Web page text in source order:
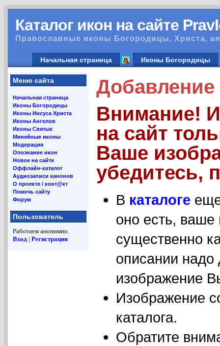
Каталог икон на сайте
Православные иконы Богородицы, Христа,
Начальная страница Иконы Богородицы
Меню сайта
Начальная страница
Иконы Богородицы
Иконы Иисуса Христа
Иконы Ангелов
Иконы Святых
Минейные иконы
Модерация
Опознание икон
Новое на сайте
Оффлайн-каталог
Аудиозаписи канонов
О проекте / конт@кт
Помочь сайту
Форум
Пользователь
Работаем анонимно.
Вход | Регистрация
Добавление
Внимание!
на сайт
Ваше
убедитесь,
В каталоге
оно есть,
существенно
описании
изображение
Изображение
каталога.
Обратите